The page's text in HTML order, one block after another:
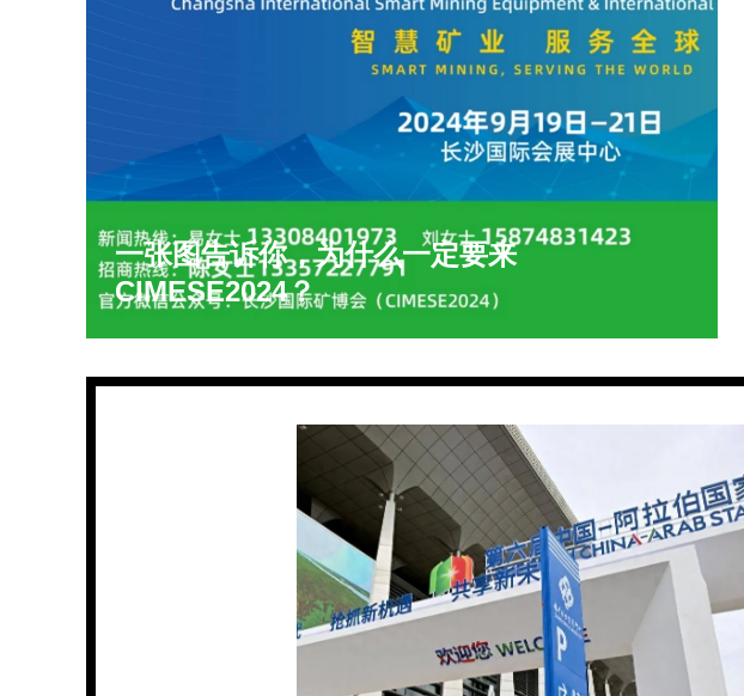
一张图告诉你，为什么一定要来
CIMESE2024？